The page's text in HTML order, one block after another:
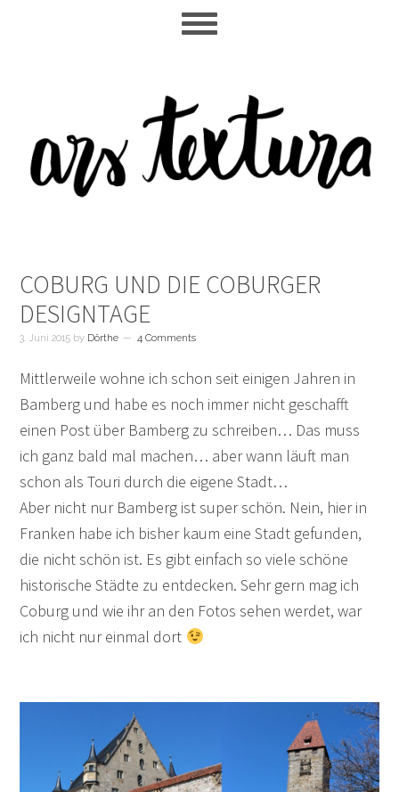
COBURG UND DIE COBURGER
DESIGNTAGE
3. Juni 2015 by Dörthe 4 Comments
Mittlerweile wohne ich schon seit einigen Jahren in
Bamberg und habe es noch immer nicht geschafft
einen Post über Bamberg zu schreiben… Das muss
ich ganz bald mal machen… aber wann läuft man
schon als Touri durch die eigene Stadt…
Aber nicht nur Bamberg ist super schön. Nein, hier in
Franken habe ich bisher kaum eine Stadt gefunden,
die nicht schön ist. Es gibt einfach so viele schöne
historische Städte zu entdecken. Sehr gern mag ich
Coburg und wie ihr an den Fotos sehen werdet, war
ich nicht nur einmal dort